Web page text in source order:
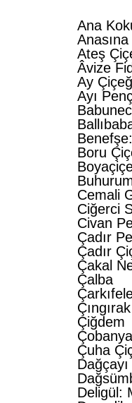
Ana
Ateş
Âvize
Ay
Ayı
Boru
Cemali
Ciğerci
Civan
Çadır
Çadır
Çakal
Çalba
Çiğdem
Çuha
Dağçayı
Deligül: